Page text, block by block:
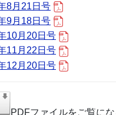
8月21日号
9月18日号
10月20日号
11月22日号
12月20日号
PDFファイルをご覧に